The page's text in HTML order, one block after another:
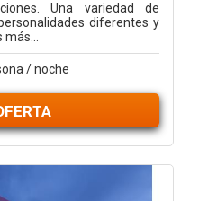
Una variedad de
diferentes y
/ noche